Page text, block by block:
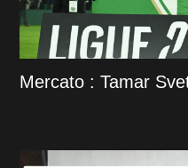
Mercato : Tamar